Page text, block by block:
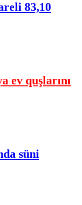
83,10
ev quşlarını
süni